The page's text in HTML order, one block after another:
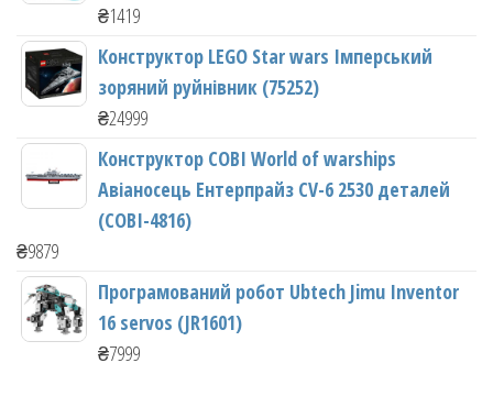
₴1419
Конструктор LEGO Star wars Імперський
зоряний руйнівник (75252)
₴24999
Конструктор COBI World of warships
Авіаносець Ентерпрайз CV-6 2530 деталей
(COBI-4816)
₴9879
Програмований робот Ubtech Jimu Inventor
16 servos (JR1601)
₴7999